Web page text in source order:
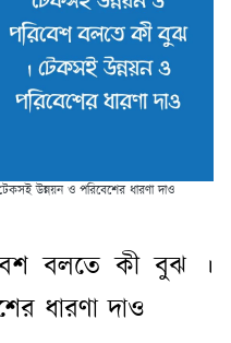
উন্নয়ন ও পরিবেশের ধারণা দাও
বলতে কী বুঝ ।
ধারণা দাও